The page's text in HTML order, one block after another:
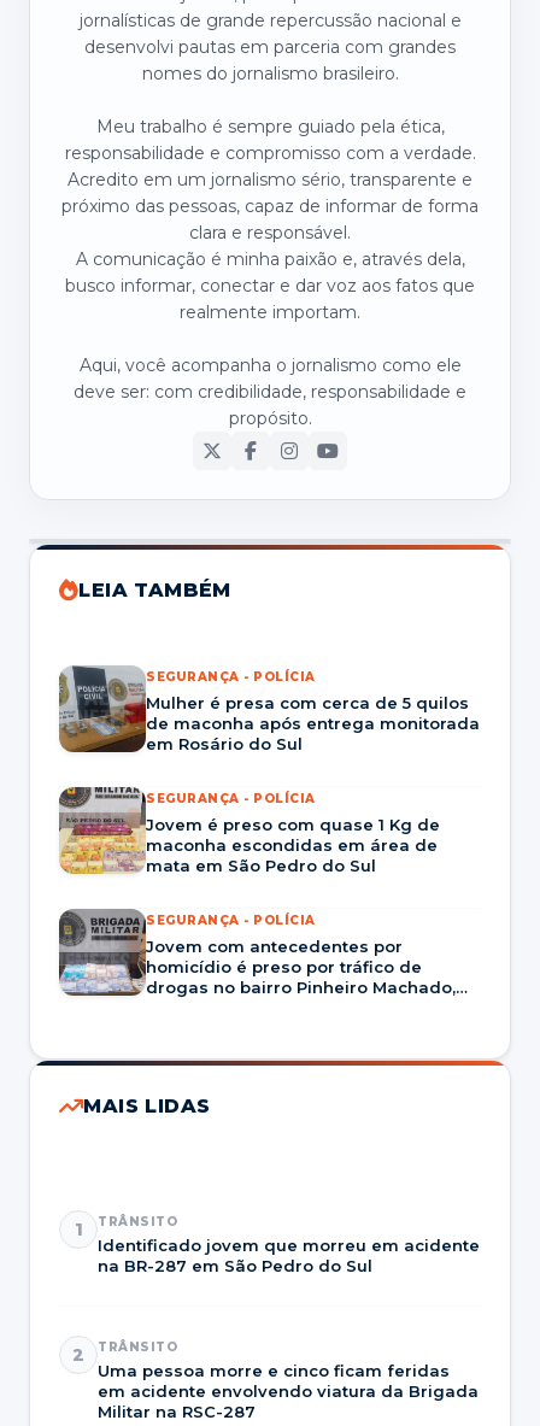
jornalísticas de grande repercussão nacional e
desenvolvi pautas em parceria com grandes
nomes do jornalismo brasileiro.
Meu trabalho é sempre guiado pela ética,
responsabilidade e compromisso com a verdade.
Acredito em um jornalismo sério, transparente e
próximo das pessoas, capaz de informar de forma
clara e responsável.
A comunicação é minha paixão e, através dela,
busco informar, conectar e dar voz aos fatos que
realmente importam.
Aqui, você acompanha o jornalismo como ele
deve ser: com credibilidade, responsabilidade e
propósito.
LEIA TAMBÉM
SEGURANÇA - POLÍCIA
Mulher é presa com cerca de 5 quilos
de maconha após entrega monitorada
em Rosário do Sul
SEGURANÇA - POLÍCIA
Jovem é preso com quase 1 Kg de
maconha escondidas em área de
mata em São Pedro do Sul
SEGURANÇA - POLÍCIA
Jovem com antecedentes por
homicídio é preso por tráfico de
drogas no bairro Pinheiro Machado,
MAIS LIDAS
1 TRÂNSITO
Identificado jovem que morreu em acidente
na BR-287 em São Pedro do Sul
2 TRÂNSITO
Uma pessoa morre e cinco ficam feridas
em acidente envolvendo viatura da Brigada
Militar na RSC-287